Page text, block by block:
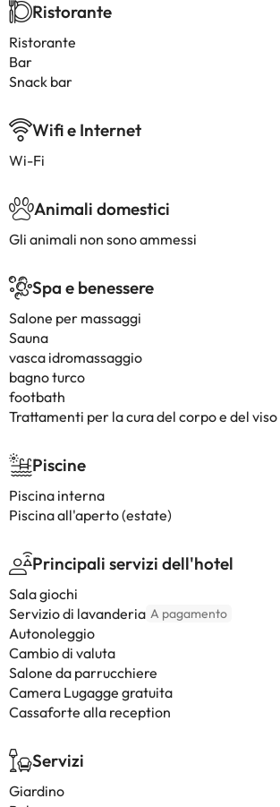
Ristorante
Ristorante
Bar
Snack bar
Wifi e Internet
Wi-Fi
Animali domestici
Gli animali non sono ammessi
Spa e benessere
Salone per massaggi
Sauna
vasca idromassaggio
bagno turco
footbath
Trattamenti per la cura del corpo e del viso
Piscine
Piscina interna
Piscina all'aperto (estate)
Principali servizi dell'hotel
Sala giochi
Servizio di lavanderia A pagamento
Autonoleggio
Cambio di valuta
Salone da parrucchiere
Camera Lugagge gratuita
Cassaforte alla reception
Servizi
Giardino